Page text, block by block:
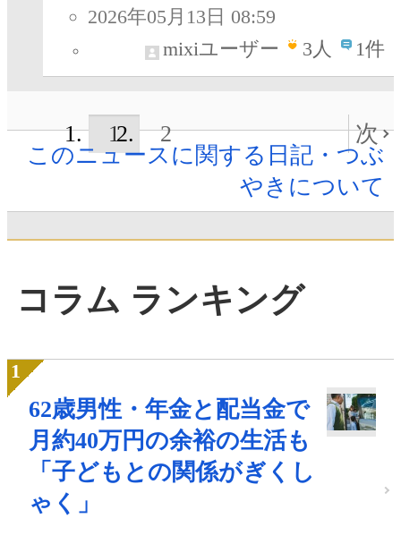
2026年05月13日 08:59
mixiユーザー
3人 1件
1 2
次
このニュースに関する日記・つぶ
やきについて
コラム ランキング
62歳男性・年金と配当金で
月約40万円の余裕の生活も
「子どもとの関係がぎくし
ゃく」